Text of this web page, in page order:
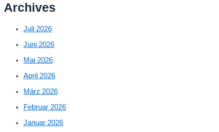
Archives
Juli 2026
Juni 2026
Mai 2026
April 2026
März 2026
Februar 2026
Januar 2026